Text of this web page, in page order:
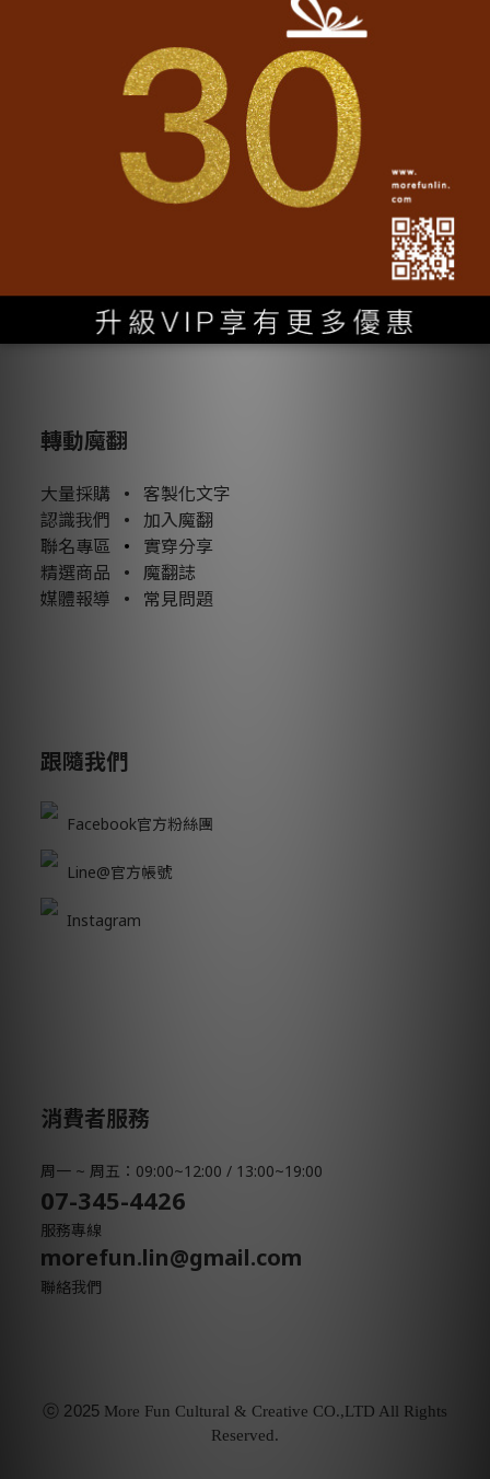
• 印工：霧面多色印刷
了解更多
轉動魔翻
大量採購 •
客製化文字
認識我們 •
加入魔翻
聯名專區 •
實穿分享
精選商品 • 魔翻誌
媒體報導
• 常見問題
跟隨我們
Facebook官方粉絲團
Line@官方帳號
Instagram
消費者服務
周一 ~ 周五：09:00~12:00 / 13:00~19:00
07-345-4426
服務專線
morefun.lin@gmail.com
聯絡我們
ⓒ 2025 More Fun Cultural & Creative CO.,LTD All Rights
Reserved.